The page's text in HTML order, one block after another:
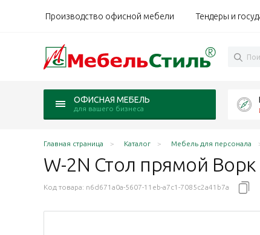
Производство офисной мебели Тендеры и
ОФИСНАЯ МЕБЕЛЬ
для вашего бизнеса
Главная страница Каталог Мебель для персонала
W-2N Стол прямой
Код товара: n6d671a0a-5607-11eb-a7c1-7085c2a41b7a